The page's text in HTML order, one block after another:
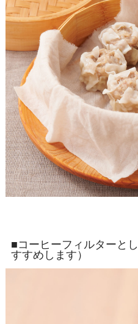
■コーヒーフィルターと
すすめします）